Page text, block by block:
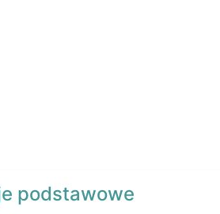
podstawowe